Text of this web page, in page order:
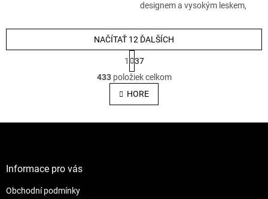
designem a vysokým leskem,
O
v
l
á
NAČÍTAŤ 12 ĎALŠÍCH
S
t
r
á
n
k
v
1
37
433položiek celkom
HORE
Informace pro vás
Obchodní podmínky